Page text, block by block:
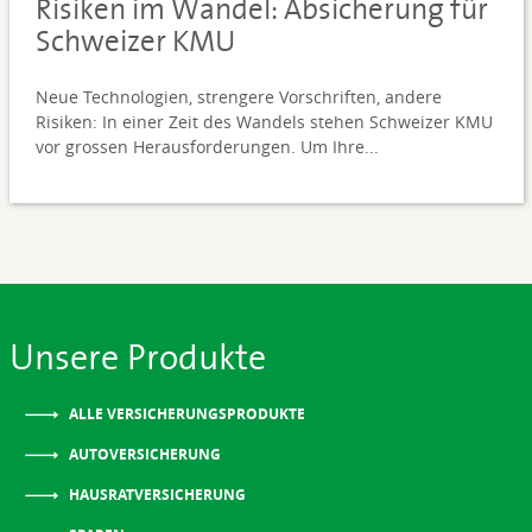
Schweizer KMU
Neue Technologien, strengere Vorschriften, andere
Risiken: In einer Zeit des Wandels stehen Schweizer KMU
vor grossen Herausforderungen. Um Ihre...
Unsere Produkte
ALLE VERSICHERUNGSPRODUKTE
AUTOVERSICHERUNG
HAUSRATVERSICHERUNG